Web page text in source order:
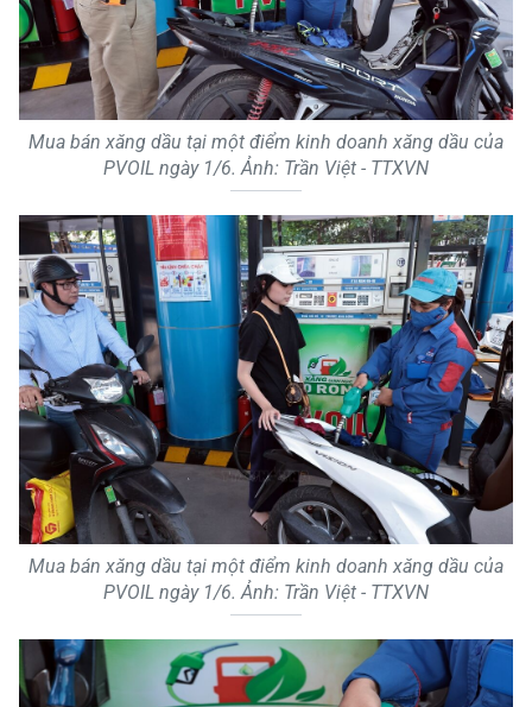
Mua bán xăng dầu tại một điểm kinh doanh xăng dầu của
PVOIL ngày 1/6. Ảnh: Trần Việt - TTXVN
Mua bán xăng dầu tại một điểm kinh doanh xăng dầu của
PVOIL ngày 1/6. Ảnh: Trần Việt - TTXVN